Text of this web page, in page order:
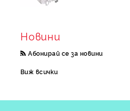
Новини
Абонирай се за новини
Виж всички